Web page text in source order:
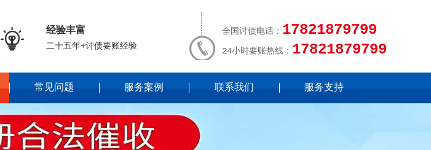
 经验丰富
二十五年+讨债要账经验
全国讨债电话： 17821879799
24小时要账热线： 17821879799
常见问题 服务案例 联系我们 服务支持